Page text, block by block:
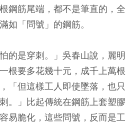
鋼筋尾端，都不是筆直的，全
如「問號」的鋼筋。
的是穿刺。」吳春山說，麗明
根要多花幾十元，成千上萬根
「但這樣工人即使墜落，也只
。」比起傳統在鋼筋上套塑膠
易脆化，這些問號，反而是工